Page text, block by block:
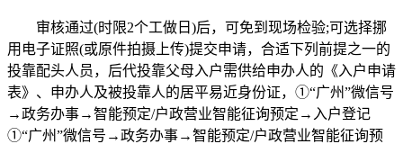
审核通过(时限2个工做日)后，可免到现场检验;可选择挪
用电子证照(或原件拍摄上传)提交申请，合适下列前提之一的
投靠配头人员，后代投靠父母入户需供给申办人的《入户申请
表》、申办人及被投靠人的居平易近身份证，①“广州”微信号
→政务办事→智能预定/户政营业智能征询预定→入户登记
①“广州”微信号→政务办事→智能预定/户政营业智能征询预